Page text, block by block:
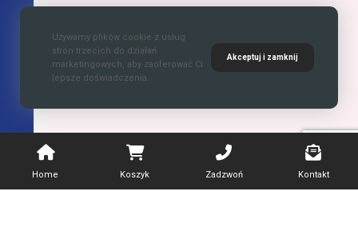
Home Koszyk Zadzwoń Kontakt
Używamy plików cookie z usług
stron trzecich do działań
marketingowych, aby zaoferować Ci
lepsze doświadczenia.
Akceptuj i zamknij